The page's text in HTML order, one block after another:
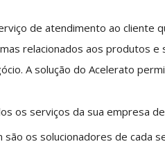
de atendimento ao cliente
relacionados aos produtos e
A solução do Acelerato
os serviços da sua empresa
são os solucionadores de cada